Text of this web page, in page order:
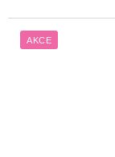
AKCE